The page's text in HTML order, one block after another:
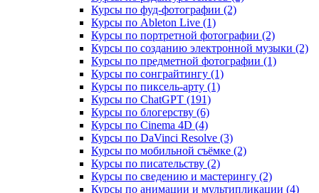
Курсы по фуд-фотографии (2)
Курсы по Ableton Live (1)
Курсы по портретной фотографии (2)
Курсы по созданию электронной музыки (2)
Курсы по предметной фотографии (1)
Курсы по сонграйтингу (1)
Курсы по пиксель-арту (1)
Курсы по ChatGPT (191)
Курсы по блогерству (6)
Курсы по Cinema 4D (4)
Курсы по DaVinci Resolve (3)
Курсы по мобильной съёмке (2)
Курсы по писательству (2)
Курсы по сведению и мастерингу (2)
Курсы по анимации и мультипликации (4)